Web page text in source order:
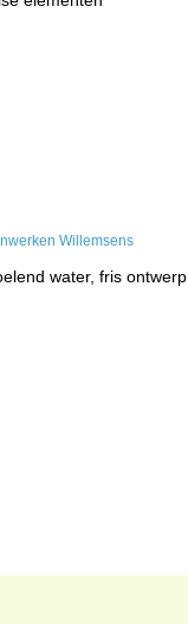
water, fris ontwerp